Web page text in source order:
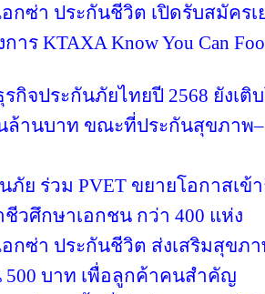
อกซ่า ประกันชีวิต เปิดรับสมัค
าร KTAXA Know You Can
รกิจประกันภัยไทยปี 2568 ยังเ
ล้านบาท ขณะที่ประกันสุขภาพ
ภัย ร่วม PVET ขยายโอกาสเ
ชีวศึกษาเอกชน กว่า 400 แห่ง
กซ่า ประกันชีวิต ส่งเสริมสุขภ
บาท เพื่อลูกค้าคนสำคัญ